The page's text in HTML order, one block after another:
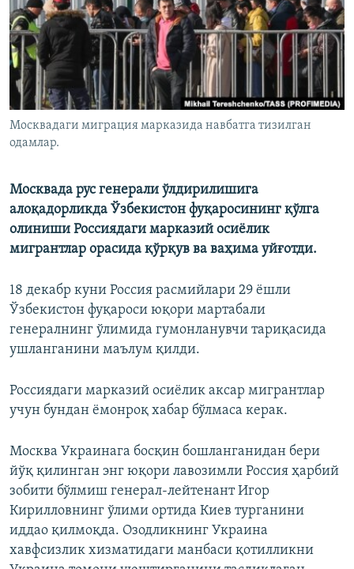
Москвадаги миграция марказида навбатга тизилган
одамлар.
Москвада рус генерали ўлдирилишига
алоқадорликда Ўзбекистон фуқаросининг қўлга
олиниши Россиядаги марказий осиёлик
мигрантлар орасида қўрқув ва ваҳима уйғотди.
18 декабр куни Россия расмийлари 29 ёшли
Ўзбекистон фуқароси юқори мартабали
генералнинг ўлимида гумонланувчи тариқасида
ушланганини маълум қилди.
Россиядаги марказий осиёлик аксар мигрантлар
учун бундан ёмонроқ хабар бўлмаса керак.
Москва Украинага босқин бошланганидан бери
йўқ қилинган энг юқори лавозимли Россия ҳарбий
зобити бўлмиш генерал-лейтенант Игор
Кирилловнинг ўлими ортида Киев турганини
иддао қилмоқда. Озодликнинг Украина
хавфсизлик хизматидаги манбаси қотилликни